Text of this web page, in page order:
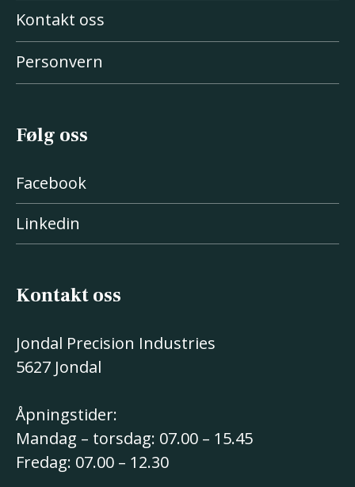
Kontakt oss
Personvern
Følg oss
Facebook
Linkedin
Kontakt oss
Jondal Precision Industries
5627 Jondal
Åpningstider:
Mandag – torsdag: 07.00 – 15.45
Fredag: 07.00 – 12.30